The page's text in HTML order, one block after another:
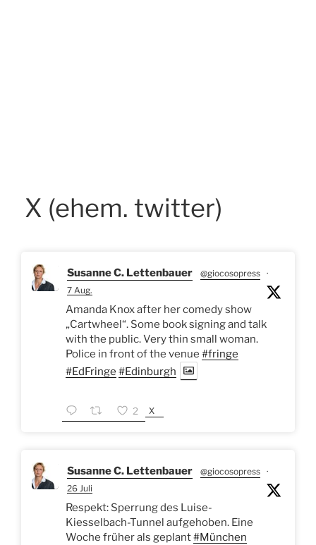
X (ehem. twitter)
Susanne C. Lettenbauer @giocosopress ·
7 Aug.
Amanda Knox after her comedy show
„Cartwheel“. Some book signing and talk
with the public. Very thin small woman.
Police in front of the venue #fringe
#EdFringe #Edinburgh
2 X
Susanne C. Lettenbauer @giocosopress ·
26 Juli
Respekt: Sperrung des Luise-
Kiesselbach-Tunnel aufgehoben. Eine
Woche früher als geplant#München